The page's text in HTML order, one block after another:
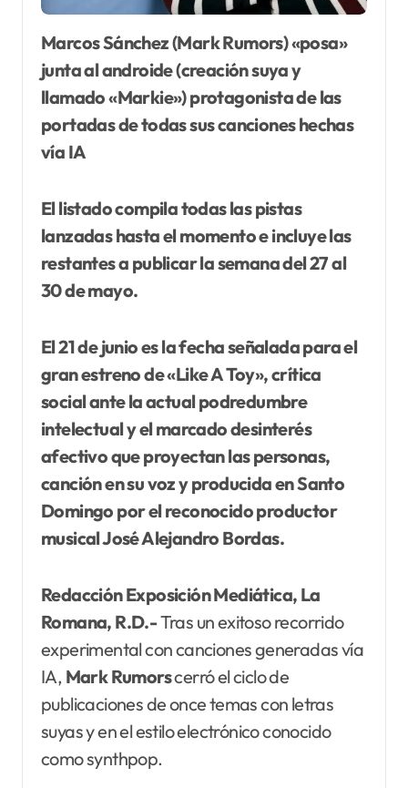
Marcos Sánchez (Mark Rumors) «posa»
junta al androide (creación suya y
llamado «Markie») protagonista de las
portadas de todas sus canciones hechas
vía IA
El listado compila todas las pistas
lanzadas hasta el momento e incluye las
restantes a publicar la semana del 27 al
30 de mayo.
El 21 de junio es la fecha señalada para el
gran estreno de «Like A Toy», crítica
social ante la actual podredumbre
intelectual y el marcado desinterés
afectivo que proyectan las personas,
canción en su voz y producida en Santo
Domingo por el reconocido productor
musical José Alejandro Bordas.
Redacción Exposición Mediática, La
Romana, R.D.-Tras un exitoso recorrido
experimental con canciones generadas vía
IA, Mark Rumorscerró el ciclo de
publicaciones de once temas con letras
suyas y en el estilo electrónico conocido
como synthpop.